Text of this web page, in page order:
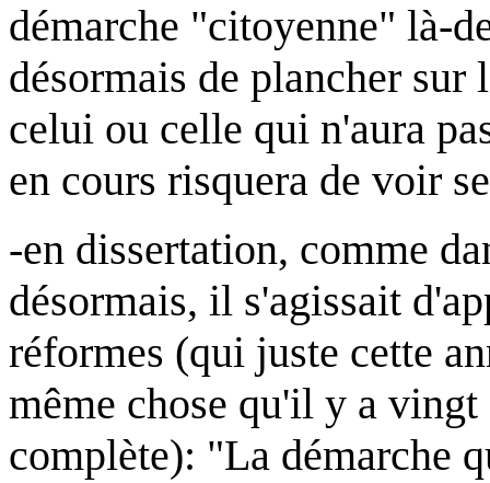
démarche "citoyenne" là-
désormais de plancher sur
celui ou celle qui n'aura
en cours risquera de voir
-en dissertation, comme
désormais, il s'agissait
réformes (qui juste cette
même chose qu'il y a
complète): "La démarche